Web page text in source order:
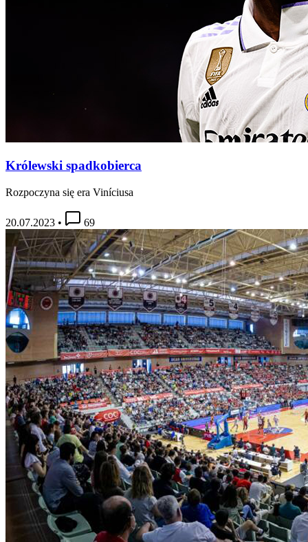
Królewski spadkobierca
Rozpoczyna się era Viníciusa
20.07.2023 • 69